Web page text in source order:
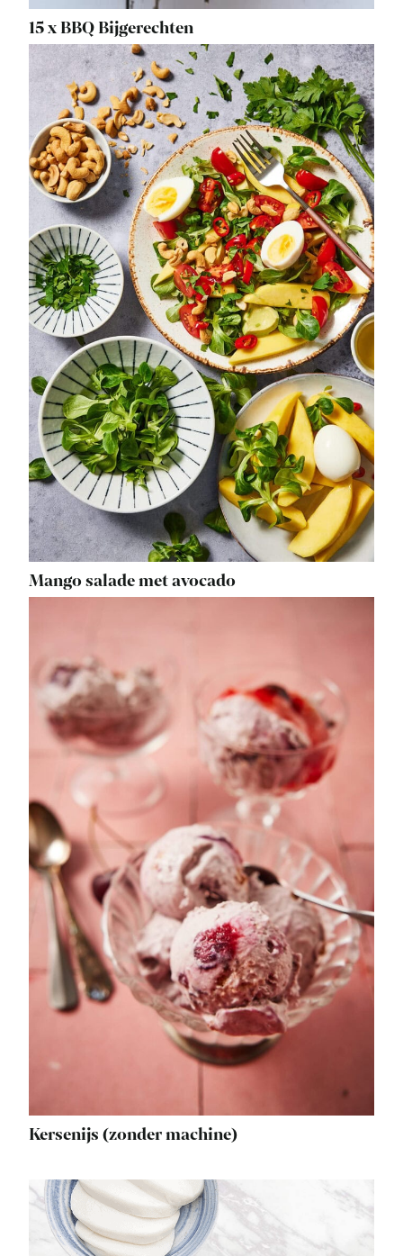
15 x BBQ Bijgerechten
Mango salade met avocado
Kersenijs (zonder machine)